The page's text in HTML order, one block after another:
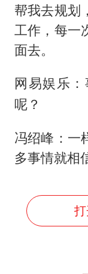
帮我去规划
工作，每一
面去。
网易娱乐
呢？
冯绍峰：一
多事情就相